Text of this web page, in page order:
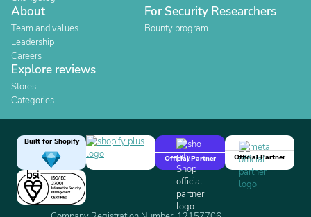
About
Team and values
Leadership
Careers
For Security Researchers
Bounty program
Explore reviews
Stores
Categories
Built for Shopify
Official Partner
Official Partner